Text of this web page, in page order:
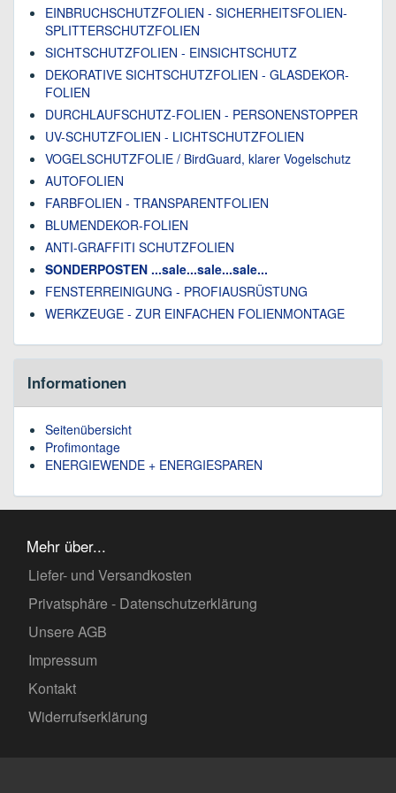
EINBRUCHSCHUTZFOLIEN - SICHERHEITSFOLIEN-
SPLITTERSCHUTZFOLIEN
SICHTSCHUTZFOLIEN - EINSICHTSCHUTZ
DEKORATIVE SICHTSCHUTZFOLIEN - GLASDEKOR-
FOLIEN
DURCHLAUFSCHUTZ-FOLIEN - PERSONENSTOPPER
UV-SCHUTZFOLIEN - LICHTSCHUTZFOLIEN
VOGELSCHUTZFOLIE / BirdGuard, klarer Vogelschutz
AUTOFOLIEN
FARBFOLIEN - TRANSPARENTFOLIEN
BLUMENDEKOR-FOLIEN
ANTI-GRAFFITI SCHUTZFOLIEN
SONDERPOSTEN ...sale...sale...sale...
FENSTERREINIGUNG - PROFIAUSRÜSTUNG
WERKZEUGE - ZUR EINFACHEN FOLIENMONTAGE
Informationen
Seitenübersicht
Profimontage
ENERGIEWENDE + ENERGIESPAREN
Mehr über...
Liefer- und Versandkosten
Privatsphäre - Datenschutzerklärung
Unsere AGB
Impressum
Kontakt
Widerrufserklärung